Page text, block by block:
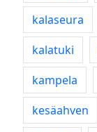
kalaseura
kalatuki
kampela
kesäahven